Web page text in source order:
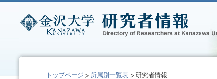
トップページ 所属別一覧表 研究者情報